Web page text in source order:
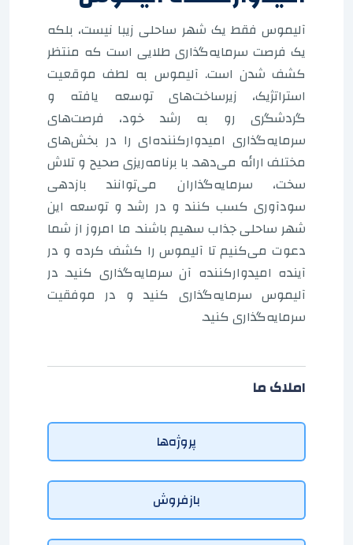
آلیموس فقط یک شهر ساحلی زیبا نیست، بلکه
یک فرصت سرمایه‌گذاری طلایی است که منتظر
کشف شدن است. آلیموس به لطف موقعیت
استراتژیک، زیرساخت‌های توسعه یافته و
گردشگری رو به رشد خود، فرصت‌های
سرمایه‌گذاری امیدوارکننده‌ای را در بخش‌های
مختلف ارائه می‌دهد. با برنامه‌ریزی صحیح و تلاش
سخت، سرمایه‌گذاران می‌توانند بازدهی
سودآوری کسب کنند و در رشد و توسعه این
شهر ساحلی جذاب سهیم باشند. ما امروز از شما
دعوت می‌کنیم تا آلیموس را کشف کرده و در
آینده امیدوارکننده آن سرمایه‌گذاری کنید. در
آلیموس سرمایه‌گذاری کنید و در موفقیت
سرمایه‌گذاری کنید.
املاک ما
پروژه‌ها
بازفروش